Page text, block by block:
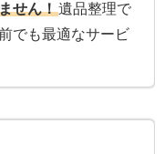
せん！遺品整理で
でも最適なサービ